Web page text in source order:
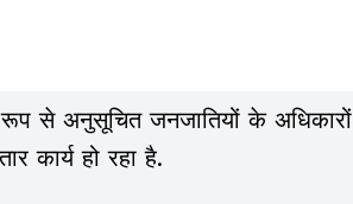
से अनुसूचित जनजातियों के अधिकारों
कार्य हो रहा है.